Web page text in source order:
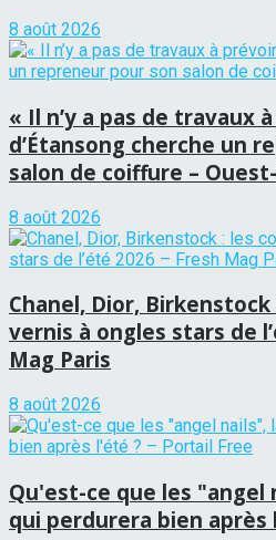
8 août 2026
« Il n’y a pas de travaux
d’Étansong cherche un
salon de coiffure –
8 août 2026
Chanel, Dior,
vernis à ongles stars de
Mag Paris
8 août 2026
Qu'est-ce que les "angel
qui perdurera bien après